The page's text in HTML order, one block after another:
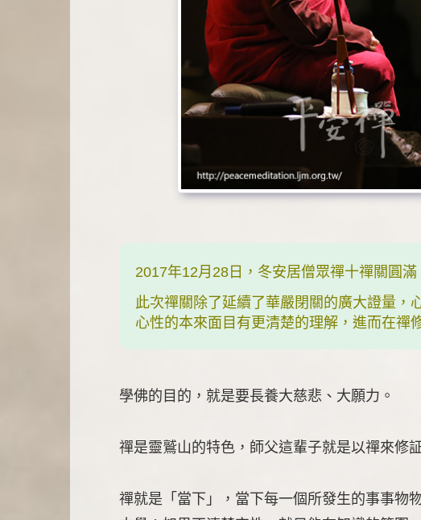
2017年12月28日，冬安居僧眾禪十禪關圓滿
此次禪關除了延續了華嚴閉關的廣大證量，
心性的本來面目有更清楚的理解，進而在禪
學佛的目的，就是要長養大慈悲、大願力。
禪是靈鷲山的特色，師父這輩子就是以禪來修
禪就是「當下」，當下每一個所發生的事事物